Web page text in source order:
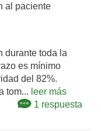
al paciente
durante toda la
es mínimo
del 82%.
tom... leer más
1 respuesta